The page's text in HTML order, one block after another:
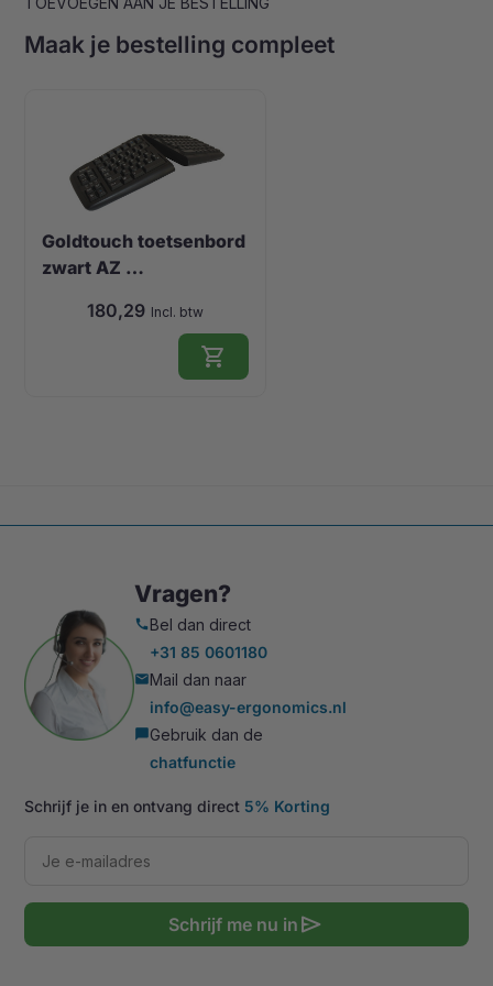
Maak je bestelling compleet
Goldtouch toetsenbord
zwart AZ …
180,29 Incl. btw
shopping_cart
Vragen?
callBel dan direct
+31 85 0601180
mailMail dan naar
info@easy-ergonomics.nl
chat_bubbleGebruik dan de
chatfunctie
Schrijf je in en ontvang direct 5% Korting
Schrijf me nu in send